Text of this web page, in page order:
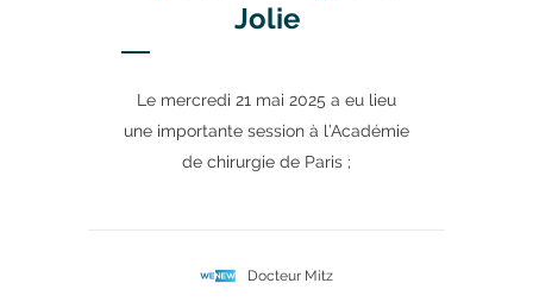
Jolie
Le mercredi 21 mai 2025 a eu lieu
une importante session à l’Académie
de chirurgie de Paris ;
Docteur Mitz